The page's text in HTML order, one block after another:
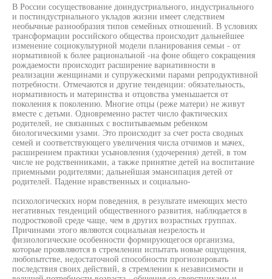
В России сосуществование доиндустриального, индустриального
и постиндустриального укладов жизни имеет следствием
необычные разнообразия типов семейных отношений. В условиях
трансформации российского общества происходит дальнейшее
изменение социокультурной модели планирования семьи - от
нормативной к более рациональной -на фоне общего сокращения
рождаемости происходит расширение вариативности в
реализации женщинами и супружескими парами репродуктивной
потребности. Отмечаются и другие тенденции: обязательность,
нормативность и материнства и отцовства уменьшается от
поколения к поколению. Многие отцы (реже матери) не живут
вместе с детьми. Одновременно растет число фактических
родителей, не связанных с воспитываемым ребенком
биологическими узами. Это происходит за счет роста сводных
семей и соответствующего увеличения числа отчимов и мачех,
расширением практики усыновления (удочерения) детей, в том
числе не родственниками, а также принятие детей на воспитание
приемными родителями; дальнейшая эмансипация детей от
родителей. Падение нравственных и социально-
психологических норм поведения, в результате имеющих место
негативных тенденций общественного развития, наблюдается в
подростковой среде чаще, чем в других возрастных группах.
Причинами этого являются социальная незрелость и
физиологические особенности формирующегося организма,
которые проявляются в стремлении испытать новые ощущения,
любопытстве, недостаточной способности прогнозировать
последствия своих действий, в стремлении к независимости и